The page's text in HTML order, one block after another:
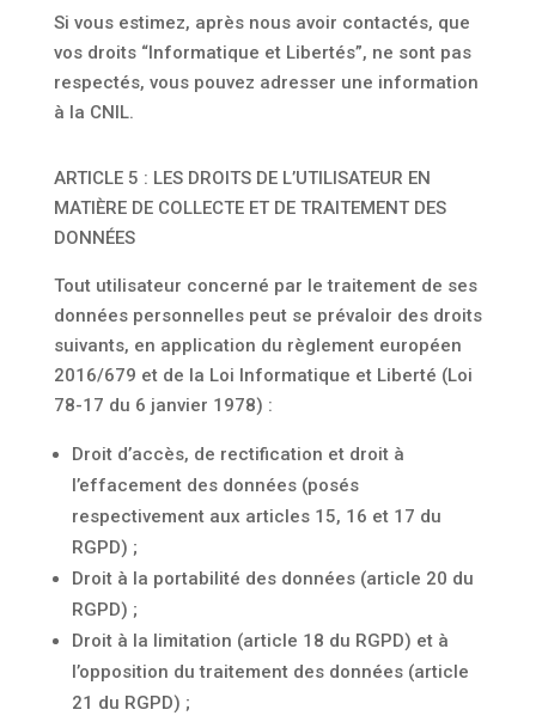
Si vous estimez, après nous avoir contactés, que
vos droits “Informatique et Libertés”, ne sont pas
respectés, vous pouvez adresser une information
à la CNIL.
ARTICLE 5 : LES DROITS DE L’UTILISATEUR EN
MATIÈRE DE COLLECTE ET DE TRAITEMENT DES
DONNÉES
Tout utilisateur concerné par le traitement de ses
données personnelles peut se prévaloir des droits
suivants, en application du règlement européen
2016/679 et de la Loi Informatique et Liberté (Loi
78-17 du 6 janvier 1978) :
Droit d’accès, de rectification et droit à
l’effacement des données (posés
respectivement aux articles 15, 16 et 17 du
RGPD) ;
Droit à la portabilité des données (article 20 du
RGPD) ;
Droit à la limitation (article 18 du RGPD) et à
l’opposition du traitement des données (article
21 du RGPD) ;